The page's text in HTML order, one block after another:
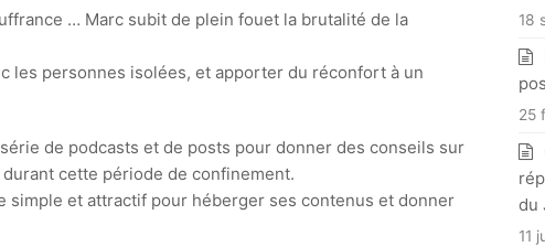
… Marc subit de plein fouet la brutalité de la
les personnes isolées, et apporter du réconfort à un
de podcasts et de posts pour donner des conseils sur
cette période de confinement.
simple et attractif pour héberger ses contenus et donner
18
25
du
11